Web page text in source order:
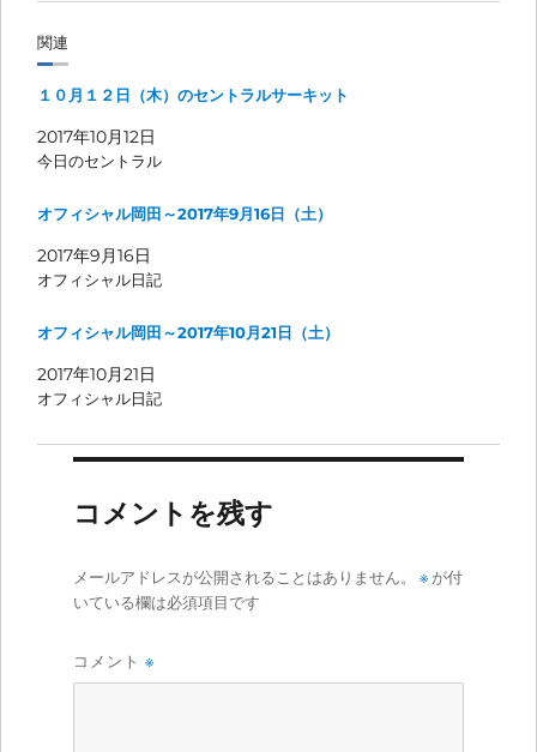
関連
１０月１２日（木）のセントラルサーキット
2017年10月12日
今日のセントラル
オフィシャル岡田～2017年9月16日（土）
2017年9月16日
オフィシャル日記
オフィシャル岡田～2017年10月21日（土）
2017年10月21日
オフィシャル日記
コメントを残す
メールアドレスが公開されることはありません。 ※が付
いている欄は必須項目です
コメント ※